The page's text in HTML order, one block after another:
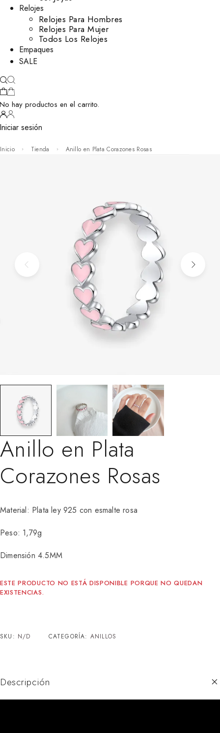
Relojes
Relojes Para Hombres
Relojes Para Mujer
Todos Los Relojes
Empaques
SALE
hay productos en el carrito.
sesión
Inicio Tienda Anillo en Plata Corazones Rosas
Anillo en Plata
Corazones Rosas
Material: Plata ley 925 con esmalte rosa
Peso: 1,79g
Dimensión 4.5MM
ESTE PRODUCTO NO ESTÁ DISPONIBLE PORQUE NO QUEDAN
EXISTENCIAS.
SKU: N/D CATEGORÍA: ANILLOS
Descripción